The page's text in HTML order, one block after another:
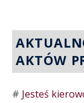
AKTÓW
# Jesteś